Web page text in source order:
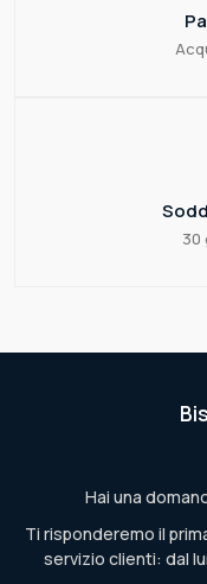
30
Hai una
Ti risponderemo il
servizio clienti: dal